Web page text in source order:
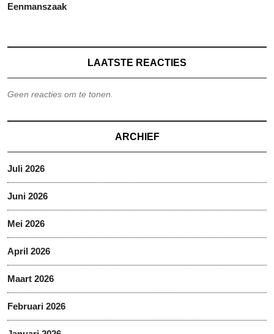
Eenmanszaak
LAATSTE REACTIES
Geen reacties om te tonen.
ARCHIEF
Juli 2026
Juni 2026
Mei 2026
April 2026
Maart 2026
Februari 2026